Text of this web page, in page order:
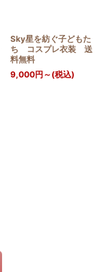
Sky星を紡ぐ子どもた
ち コスプレ衣装 送
料無料
9,000円 ～ (税込)